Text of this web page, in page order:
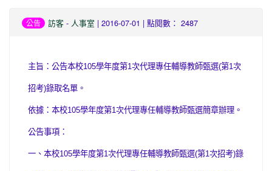
公告 訪客 - 人事室 | 2016-07-01 | 點閱數： 2487
主旨：公告本校105學年度第1次代理專任輔導教師甄選(第1次
招考)錄取名單。
依據：本校105學年度第1次代理專任輔導教師甄選簡章辦理。
公告事項：
一、本校105學年度第1次代理專任輔導教師甄選(第1次招考)錄